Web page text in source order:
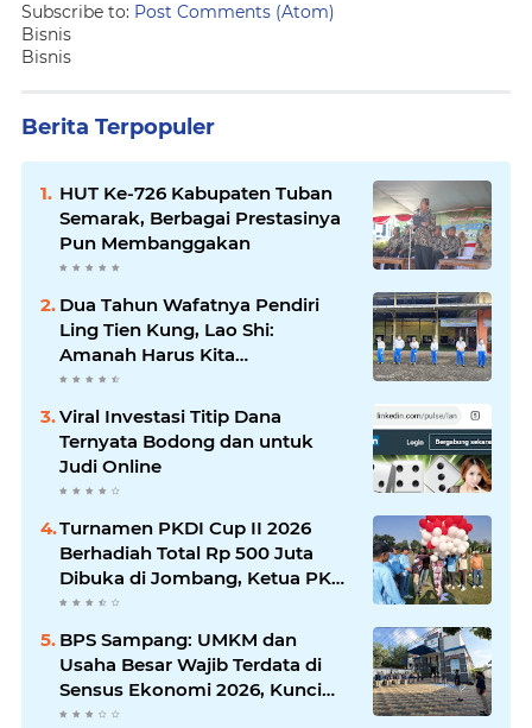
Subscribe to: Post Comments (Atom)
Bisnis
Bisnis
Berita Terpopuler
HUT Ke-726 Kabupaten Tuban
Semarak, Berbagai Prestasinya
Pun Membanggakan
Dua Tahun Wafatnya Pendiri
Ling Tien Kung, Lao Shi:
Amanah Harus Kita
Laksanakan!
Viral Investasi Titip Dana
Ternyata Bodong dan untuk
Judi Online
Turnamen PKDI Cup II 2026
Berhadiah Total Rp 500 Juta
Dibuka di Jombang, Ketua PKDI
Jatim Syaifullah Mahdi: Ajang
Komunikasi Antar-Kades untuk
Memajukan Desa
BPS Sampang: UMKM dan
Usaha Besar Wajib Terdata di
Sensus Ekonomi 2026, Kunci
Kebijakan Tepat Sasaran